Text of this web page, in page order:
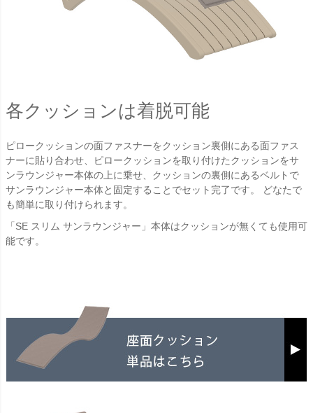
各クッションは着脱可能
ピロークッションの面ファスナーをクッション裏側にある面ファス
ナーに貼り合わせ、ピロークッションを取り付けたクッションをサ
ンラウンジャー本体の上に乗せ、クッションの裏側にあるベルトで
サンラウンジャー本体と固定することでセット完了です。 どなたで
も簡単に取り付けられます。
「SE スリム サンラウンジャー」本体はクッションが無くても使用可
能です。